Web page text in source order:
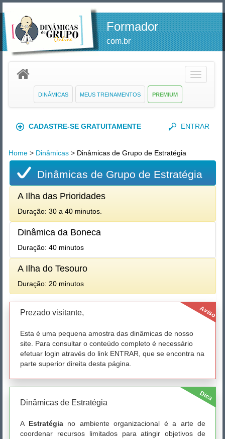
Formador
com.br
Toggle
PREMIUM
MEUS TREINAMENTOS
DINÂMICAS
CADASTRE-SE GRATUITAMENTE ENTRAR
Home > Dinâmicas > Dinâmicas de Grupo de Estratégia
Dinâmicas de Grupo de Estratégia
A Ilha das Prioridades
Duração: 30 a 40 minutos.
Dinâmica da Boneca
Duração: 40 minutos
A Ilha do Tesouro
Duração: 20 minutos
Aviso
Prezado visitante,
Esta é uma pequena amostra das dinâmicas de nosso
site. Para consultar o conteúdo completo é necessário
efetuar login através do link ENTRAR, que se encontra na
parte superior direita desta página.
Dica
Dinâmicas de Estratégia
A Estratégiano ambiente organizacional é a arte de
coordenar recursos limitados para atingir objetivos de